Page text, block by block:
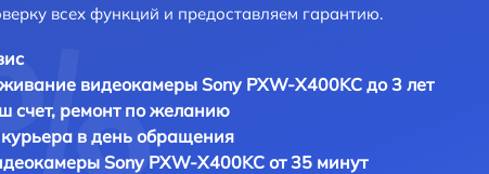
всех функций и предоставляем гарантию.
видеокамеры Sony PXW-X400KC до 3 лет
счет, ремонт по желанию
в день обращения
Sony PXW-X400KC от 35 минут